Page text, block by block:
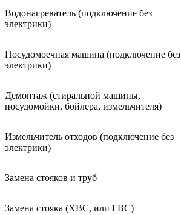
Водонагреватель (подключение без
электрики)
Посудомоечная машина (подключение без
электрики)
Демонтаж (стиральной машины,
посудомойки, бойлера, измельчителя)
Измельчитель отходов (подключение без
электрики)
Замена стояков и труб
Замена стояка (ХВС, или ГВС)